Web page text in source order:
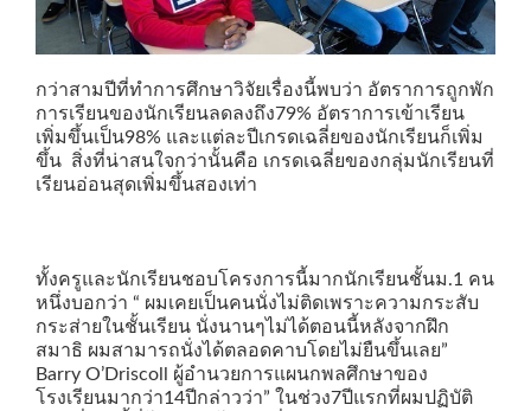
กว่าสามปีที่ทำการศึกษาวิจัยเรื่องนี้พบว่า อัตราการถูกพัก
การเรียนของนักเรียนลดลงถึง79% อัตราการเข้าเรียน
เพิ่มขึ้นเป็น98% และแต่ละปีเกรดเฉลี่ยของนักเรียนก็เพิ่ม
ขึ้น สิ่งที่น่าสนใจกว่านั้นคือ เกรดเฉลี่ยของกลุ่มนักเรียนที่
เรียนอ่อนสุดเพิ่มขึ้นสองเท่า
ทั้งครูและนักเรียนชอบโครงการนี้มากนักเรียนชั้นม.1 คน
หนึ่งบอกว่า “ ผมเคยเป็นคนนั่งไม่ติดเพราะความกระสับ
กระส่ายในชั้นเรียน นั่งนานๆไม่ได้ตอนนี้หลังจากฝึก
สมาธิ ผมสามารถนั่งได้ตลอดคาบโดยไม่ยืนขึ้นเลย”
Barry O’Driscoll ผู้อำนวยการแผนกพลศึกษาของ
โรงเรียนมากว่า14ปีกล่าวว่า” ในช่วง7ปีแรกที่ผมปฏิบัติ